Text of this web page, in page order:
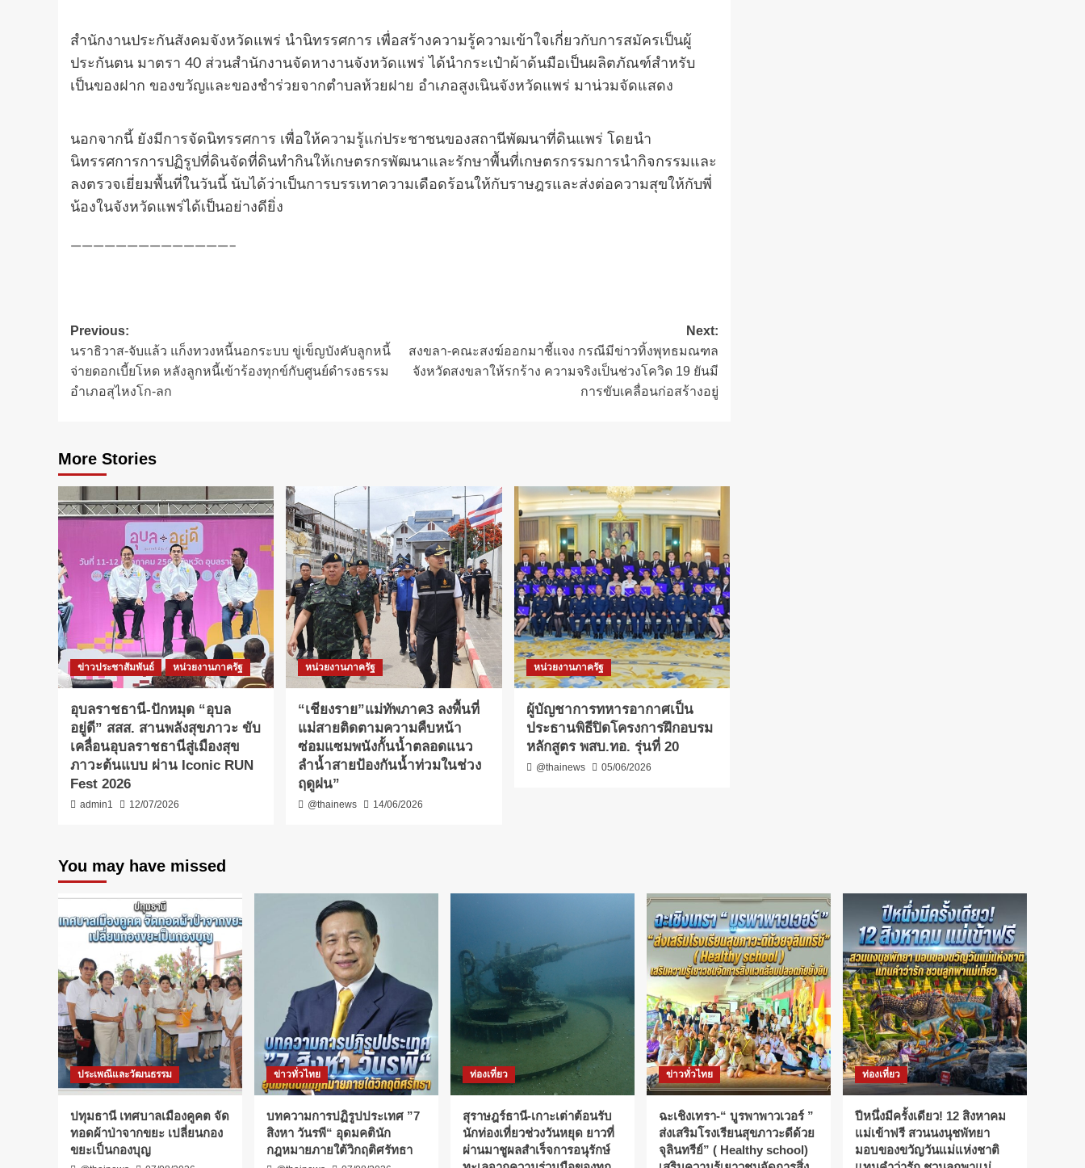
สำนักงานประกันสังคมจังหวัดแพร่ นำนิทรรศการ เพื่อสร้างความรู้ความเข้าใจเกี่ยวกับการสมัครเป็นผู้
ประกันตน มาตรา 40 ส่วนสำนักงานจัดหางานจังหวัดแพร่ ได้นำกระเป๋าผ้าด้นมือเป็นผลิตภัณฑ์สำหรับ
เป็นของฝาก ของขวัญและของชำร่วยจากตำบลห้วยฝาย อำเภอสูงเนินจังหวัดแพร่ มาน่วมจัดแสดง
นอกจากนี้ ยังมีการจัดนิทรรศการ เพื่อให้ความรู้แก่ประชาชนของสถานีพัฒนาที่ดินแพร่ โดยนำ
นิทรรศการการปฏิรูปที่ดินจัดที่ดินทำกินให้เกษตรกรพัฒนาและรักษาพื้นที่เกษตรกรรมการนำกิจกรรมและ
ลงตรวจเยี่ยมพื้นที่ในวันนี้ นับได้ว่าเป็นการบรรเทาความเดือดร้อนให้กับราษฎรและส่งต่อความสุขให้กับพี่
น้องในจังหวัดแพร่ได้เป็นอย่างดียิ่ง
——————————————–
Post
navigation
Previous:
นราธิวาส-จับแล้ว แก็งทวงหนี้นอกระบบ ขู่เข็ญบังคับลูกหนี้
จ่ายดอกเบี้ยโหด หลังลูกหนี้เข้าร้องทุกข์กับศูนย์ดำรงธรรม
อำเภอสุไหงโก-ลก
Next:
สงขลา-คณะสงฆ์ออกมาชี้แจง กรณีมีข่าวทิ้งพุทธมณฑล
จังหวัดสงขลาให้รกร้าง ความจริงเป็นช่วงโควิด 19 ยันมี
การขับเคลื่อนก่อสร้างอยู่
More Stories
ข่าวประชาสัมพันธ์ หน่วยงานภาครัฐ
อุบลราชธานี-ปักหมุด “อุบล
อยู่ดี” สสส. สานพลังสุขภาวะ ขับ
เคลื่อนอุบลราชธานีสู่เมืองสุข
ภาวะต้นแบบ ผ่าน Iconic RUN
Fest 2026
admin1 12/07/2026
หน่วยงานภาครัฐ
“เชียงราย”แม่ทัพภาค3 ลงพื้นที่
แม่สายติดตามความคืบหน้า
ซ่อมแซมพนังกั้นน้ำตลอดแนว
ลำน้ำสายป้องกันน้ำท่วมในช่วง
ฤดูฝน”
@thainews 14/06/2026
หน่วยงานภาครัฐ
ผู้บัญชาการทหารอากาศเป็น
ประธานพิธีปิดโครงการฝึกอบรม
หลักสูตร พสบ.ทอ. รุ่นที่ 20
@thainews 05/06/2026
You may have missed
ประเพณีและวัฒนธรรม
ปทุมธานี เทศบาลเมืองคูคต จัด
ทอดผ้าป่าจากขยะ เปลี่ยนกอง
ขยะเป็นกองบุญ
ข่าวทั่วไทย
บทความการปฏิรูปประเทศ ”7
สิงหา วันรพี“ อุดมคตินัก
กฎหมายภายใต้วิกฤติศรัทธา
ท่องเที่ยว
สุราษฎร์ธานี-เกาะเต่าต้อนรับ
นักท่องเที่ยวช่วงวันหยุด ยาวที่
ผ่านมาชูผลสำเร็จการอนุรักษ์
ข่าวทั่วไทย
ฉะเชิงเทรา-​“ บูรพาพาวเวอร์ ”
ส่งเสริมโรงเรียนสุขภาวะดีด้วย
จุลินทรีย์” ( Healthy school)
ท่องเที่ยว
ปีหนึ่งมีครั้งเดียว! 12 สิงหาคม
แม่เข้าฟรี สวนนงนุชพัทยา
มอบของขวัญวันแม่แห่งชาติ